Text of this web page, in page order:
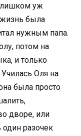
уж
была
нужным папа.
потом на
и только
Оля на
была просто
дворе, или
один разочек